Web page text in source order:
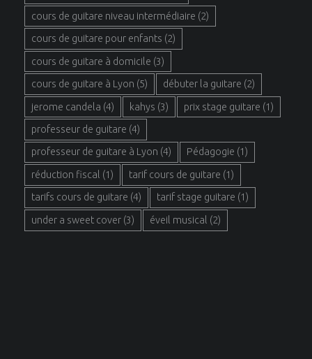
cours de guitare niveau intermédiaire (2)
cours de guitare pour enfants (2)
cours de guitare à domicile (3)
cours de guitare à Lyon (5) débuter la guitare (2)
jerome candela (4) kahys (3) prix stage guitare (1)
professeur de guitare (4)
professeur de guitare à Lyon (4) Pédagogie (1)
réduction fiscal (1) tarif cours de guitare (1)
tarifs cours de guitare (4) tarif stage guitare (1)
under a sweet cover(3) éveil musical (2)